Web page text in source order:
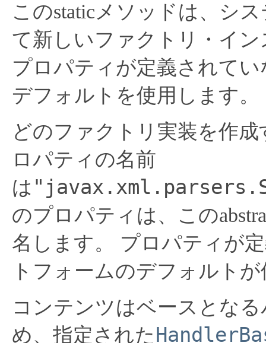
このstaticメソッドは、シ
て新しいファクトリ・イ
プロパティが定義されて
デフォルトを使用します。
どのファクトリ実装を作
ロパティの名前
は
のプロパティは、この
名します。
プロパティが
トフォームのデフォルト
コンテンツはベースとな
め、指定された